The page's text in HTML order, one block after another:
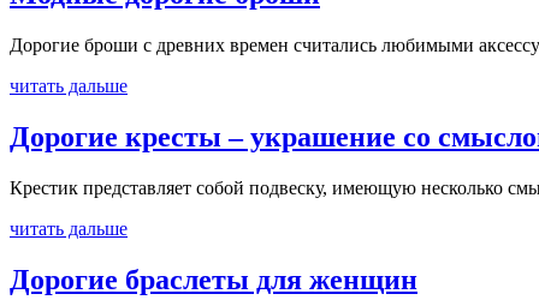
Дорогие броши с древних времен считались любимыми
читать дальше
Дорогие кресты – украшение со
Крестик представляет собой подвеску, имеющую несколько
читать дальше
Дорогие браслеты для женщин